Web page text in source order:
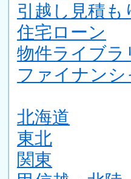
引越し見積も
住宅ローン
物件ライブラ
ファイナン
北海道
東北
関東